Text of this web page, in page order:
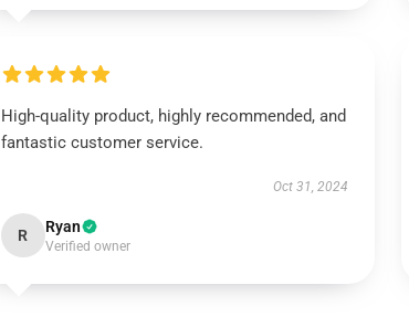
High-quality product, highly recommended, and
fantastic customer service.
Oct 31, 2024
R Ryan
Verified owner